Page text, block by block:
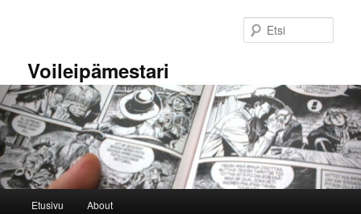
Voileipämestari
Etusivu About